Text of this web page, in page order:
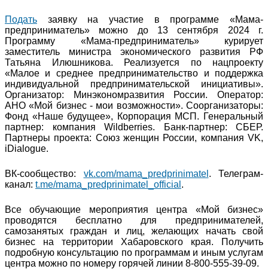
Подать заявку на участие в программе «Мама-
предприниматель» можно до 13 сентября 2024 г.
Программу «Мама-предприниматель» курирует
заместитель министра экономического развития РФ
Татьяна Илюшникова. Реализуется по нацпроекту
«Малое и среднее предпринимательство и поддержка
индивидуальной предпринимательской инициативы».
Организатор: Минэкономразвития России. Оператор:
АНО «Мой бизнес - мои возможности». Соорганизаторы:
Фонд «Наше будущее», Корпорация МСП. Генеральный
партнер: компания Wildberries. Банк-партнер: СБЕР.
Партнеры проекта: Союз женщин России, компания VK,
iDialogue.
ВК-сообщество: vk.com/mama_predprinimatel . Телеграм-
канал: t.me/mama_predprinimatel_official .
Все обучающие мероприятия центра «Мой бизнес»
проводятся бесплатно для предпринимателей,
самозанятых граждан и лиц, желающих начать свой
бизнес на территории Хабаровского края. Получить
подробную консультацию по программам и иным услугам
центра можно по номеру горячей линии 8-800-555-39-09.